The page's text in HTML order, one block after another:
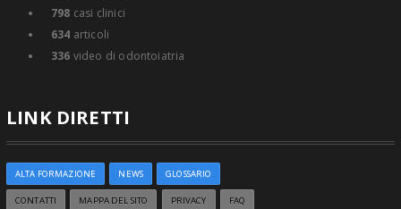
798 casi clinici
634 articoli
336 video di odontoiatria
LINK DIRETTI
ALTA FORMAZIONE NEWS GLOSSARIO
CONTATTI MAPPA DEL SITO PRIVACY FAQ